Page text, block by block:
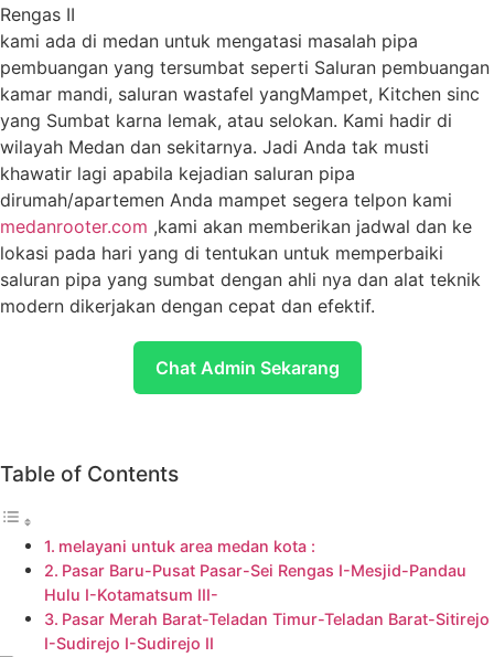
Rengas II
kami ada di medan untuk mengatasi masalah pipa
pembuangan yang tersumbat seperti Saluran pembuangan
kamar mandi, saluran wastafel yangMampet, Kitchen sinc
yang Sumbat karna lemak, atau selokan. Kami hadir di
wilayah Medan dan sekitarnya. Jadi Anda tak musti
khawatir lagi apabila kejadian saluran pipa
dirumah/apartemen Anda mampet segera telpon kami
medanrooter.com ,kami akan memberikan jadwal dan ke
lokasi pada hari yang di tentukan untuk memperbaiki
saluran pipa yang sumbat dengan ahli nya dan alat teknik
modern dikerjakan dengan cepat dan efektif.
Chat Admin Sekarang
Table of Contents
melayani untuk area medan kota :
Pasar Baru-Pusat Pasar-Sei Rengas I-Mesjid-Pandau
Hulu I-Kotamatsum III-
Pasar Merah Barat-Teladan Timur-Teladan Barat-Sitirejo
I-Sudirejo I-Sudirejo II